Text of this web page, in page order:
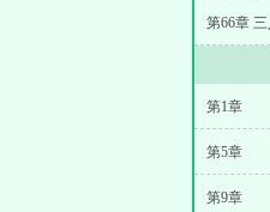
第66章
第1章
第5章
第9章